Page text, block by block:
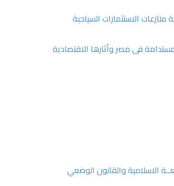
الاستثمارات السياحية
فى مصر وأثارها الاقتصادية
الاسلامية والقانون الوضعي